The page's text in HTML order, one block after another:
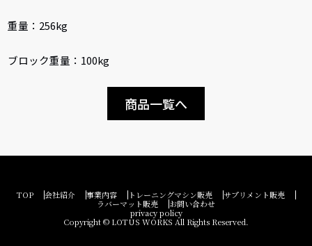
重量：256kg
ブロック重量：100kg
商品一覧へ
TOP 会社紹介 事業内容 トレーニングマシン販売
サプリメント販売
ラバーマット販売
お問い合わせ
privacy policy
Copyright © LOTUS WORKS All Rights Reserved.